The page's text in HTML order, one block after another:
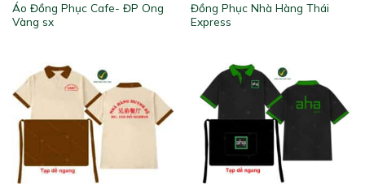
Áo Đồng Phục Cafe- ĐP Ong
Vàng sx
Đồng Phục Nhà Hàng Thái
Express